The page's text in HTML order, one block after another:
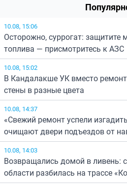
10.08, 15:06
Осторожно, суррогат: защитите
топлива — присмотритесь к АЗС
10.08, 15:02
В Кандалакше УК вместо
стены в разные цвета
10.08, 14:37
«Свежий ремонт успели
очищают двери подъездов от
10.08, 14:03
Возвращались домой в ливень:
области разбилась на трассе